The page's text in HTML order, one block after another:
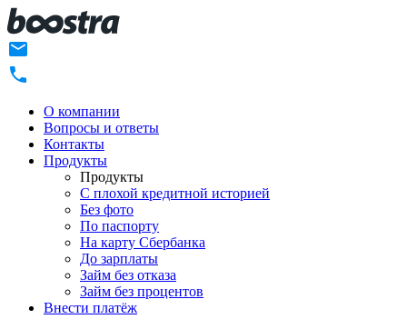
О компании
Вопросы и ответы
Контакты
Продукты
Продукты
C плохой кредитной историей
Без фото
По паспорту
На карту Сбербанка
До зарплаты
Займ без отказа
Займ без процентов
Внести платёж